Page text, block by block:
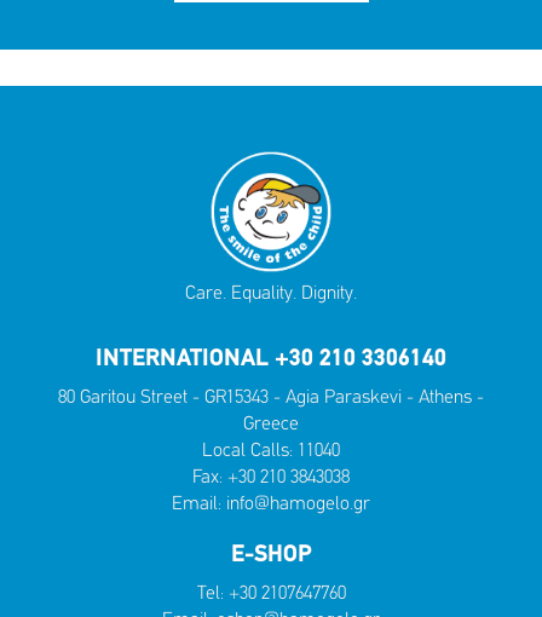
Care. Equality. Dignity.
INTERNATIONAL +30 210 3306140
80 Garitou Street - GR15343 - Agia Paraskevi - Athens -
Greece
Local Calls: 11040
Fax: +30 210 3843038
Email: info@hamogelo.gr
E-SHOP
Tel: +30 2107647760